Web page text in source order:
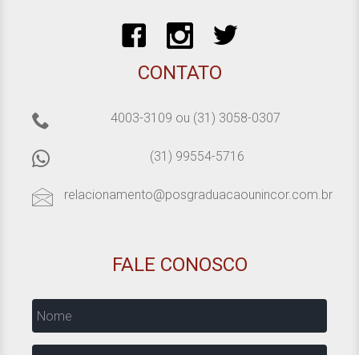
CONTATO
4003-3109 ou (31) 3058-0307
(31) 99554-5716
relacionamento@posgraduacaounincor.com.br
FALE CONOSCO